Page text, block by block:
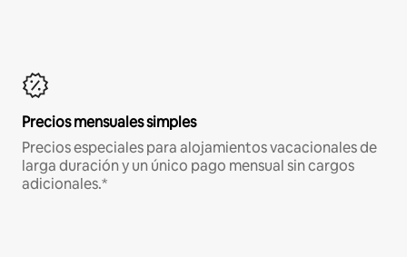
Precios mensuales simples
Precios especiales para alojamientos vacacionales de
larga duración y un único pago mensual sin cargos
adicionales.*